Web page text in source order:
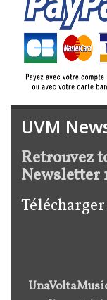
UVM
Retrouvez
Newsletter